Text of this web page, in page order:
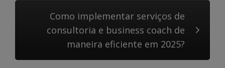
Como implementar serviços de
consultoria e business coach de
maneira eficiente em 2025?